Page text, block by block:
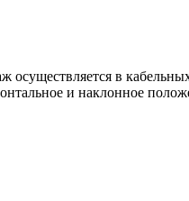
в
и наклонное